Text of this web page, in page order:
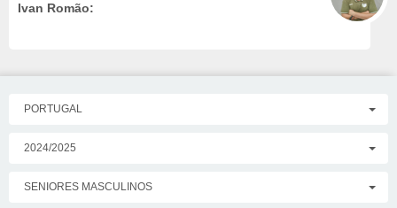
Ivan Romão:
PORTUGAL
2024/2025
SENIORES MASCULINOS